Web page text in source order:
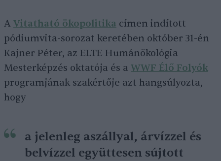
A Vitatható ökopolitika címen indított
pódiumvita-sorozat keretében október 31-én
Kajner Péter, az ELTE Humánökológia
Mesterképzés oktatója és a WWF Élő Folyók
programjának szakértője azt hangsúlyozta,
hogy
a jelenleg aszállyal, árvízzel és
belvízzel együttesen sújtott